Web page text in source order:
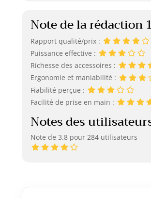
Note de la rédaction
Rapport qualité/prix :
Puissance effective :
Richesse des accessoires :
Ergonomie et maniabilité :
Fiabilité perçue :
Facilité de prise en main :
Notes des
Note de 3.8 pour 284 utilisateurs